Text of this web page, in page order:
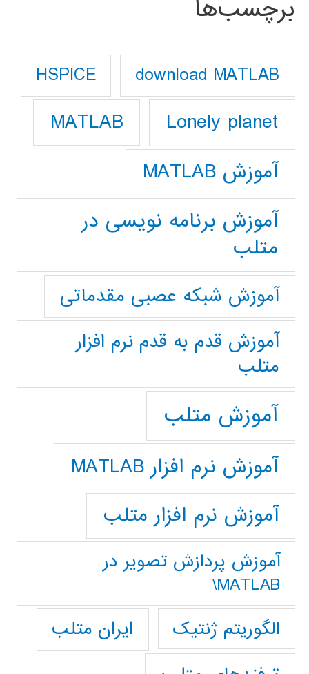
برچسب‌ها
download MATLAB
HSPICE
Lonely planet
MATLAB
آموزش MATLAB
آموزش برنامه نویسی در
متلب
آموزش شبکه عصبی مقدماتی
آموزش قدم به قدم نرم افزار
متلب
آموزش متلب
آموزش نرم افزار MATLAB
آموزش نرم افزار متلب
آموزش پردازش تصوير در
MATLAB\
الگوریتم ژنتیک
ایران متلب